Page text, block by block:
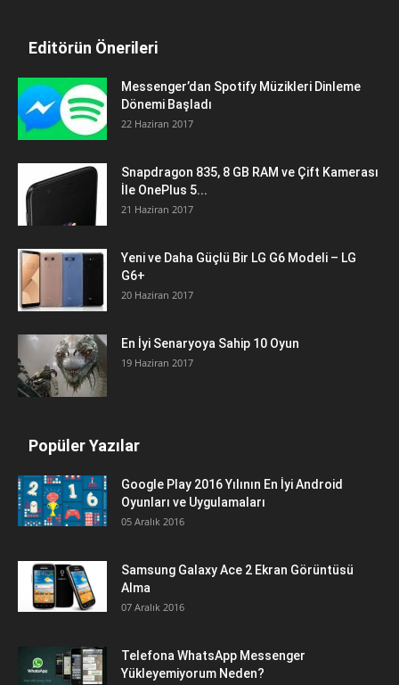
Editörün Önerileri
Messenger’dan Spotify Müzikleri Dinleme
Dönemi Başladı
22 Haziran 2017
Snapdragon 835, 8 GB RAM ve Çift Kamerası
İle OnePlus 5...
21 Haziran 2017
Yeni ve Daha Güçlü Bir LG G6 Modeli – LG
G6+
20 Haziran 2017
En İyi Senaryoya Sahip 10 Oyun
19 Haziran 2017
Popüler Yazılar
Google Play 2016 Yılının En İyi Android
Oyunları ve Uygulamaları
05 Aralık 2016
Samsung Galaxy Ace 2 Ekran Görüntüsü
Alma
07 Aralık 2016
Telefona WhatsApp Messenger
Yükleyemiyorum Neden?